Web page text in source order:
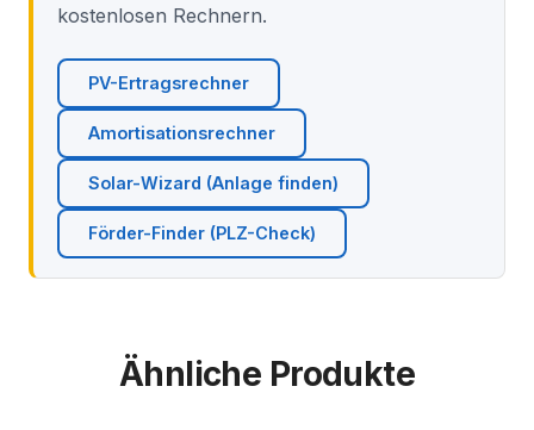
kostenlosen Rechnern.
PV-Ertragsrechner
Amortisationsrechner
Solar-Wizard (Anlage finden)
Förder-Finder (PLZ-Check)
Ähnliche Produkte